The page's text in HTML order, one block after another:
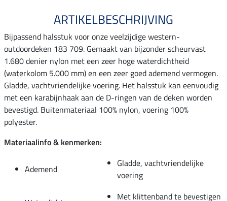
ARTIKELBESCHRIJVING
Bijpassend halsstuk voor onze veelzijdige western-
outdoordeken 183 709. Gemaakt van bijzonder scheurvast
1.680 denier nylon met een zeer hoge waterdichtheid
(waterkolom 5.000 mm) en een zeer goed ademend vermogen.
Gladde, vachtvriendelijke voering. Het halsstuk kan eenvoudig
met een karabijnhaak aan de D-ringen van de deken worden
bevestigd. Buitenmateriaal 100% nylon, voering 100%
polyester.
Materiaalinfo & kenmerken:
Ademend
Gladde, vachtvriendelijke
voering
Met klittenband te bevestigen